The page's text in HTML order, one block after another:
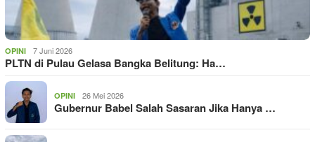
OPINI 7 Juni 2026
PLTN di Pulau Gelasa Bangka Belitung: Ha…
OPINI 26 Mei 2026
Gubernur Babel Salah Sasaran Jika Hanya …